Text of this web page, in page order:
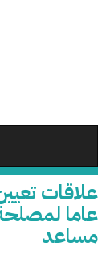
علاقات
عاما
مساعد